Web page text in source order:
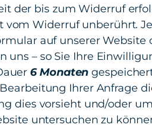
der bis zum Widerruf
Widerruf unberührt.
auf unserer Website
uns – so Sie Ihre
6 Monaten
Ihrer Anfrage
dies vorsieht und/oder
untersuchen zu